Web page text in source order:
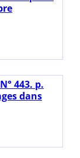
443. p.
dans